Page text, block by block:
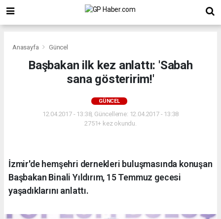
Anasayfa Güncel
Başbakan ilk kez anlattı: 'Sabah
sana gösteririm!'
GÜNCEL
12.04.2017 - 13:38, Güncelleme: 12.04.2017 - 13:38
2751+ kez okundu.
İzmir'de hemşehri dernekleri buluşmasında konuşan
Başbakan Binali Yıldırım, 15 Temmuz gecesi
yaşadıklarını anlattı.